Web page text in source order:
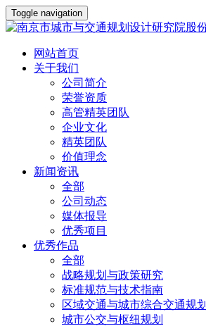
Toggle navigation
网站首页
关于我们
公司简介
荣誉资质
高管精英团队
企业文化
精英团队
价值理念
新闻资讯
全部
公司动态
媒体报导
优秀项目
优秀作品
全部
战略规划与政策研究
标准规范与技术指南
区域交通与城市综合交通规划
城市公交与枢纽规划